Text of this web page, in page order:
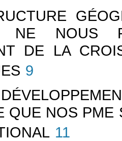
NE NOUS
DE LA
9
QUE NOS PME
11